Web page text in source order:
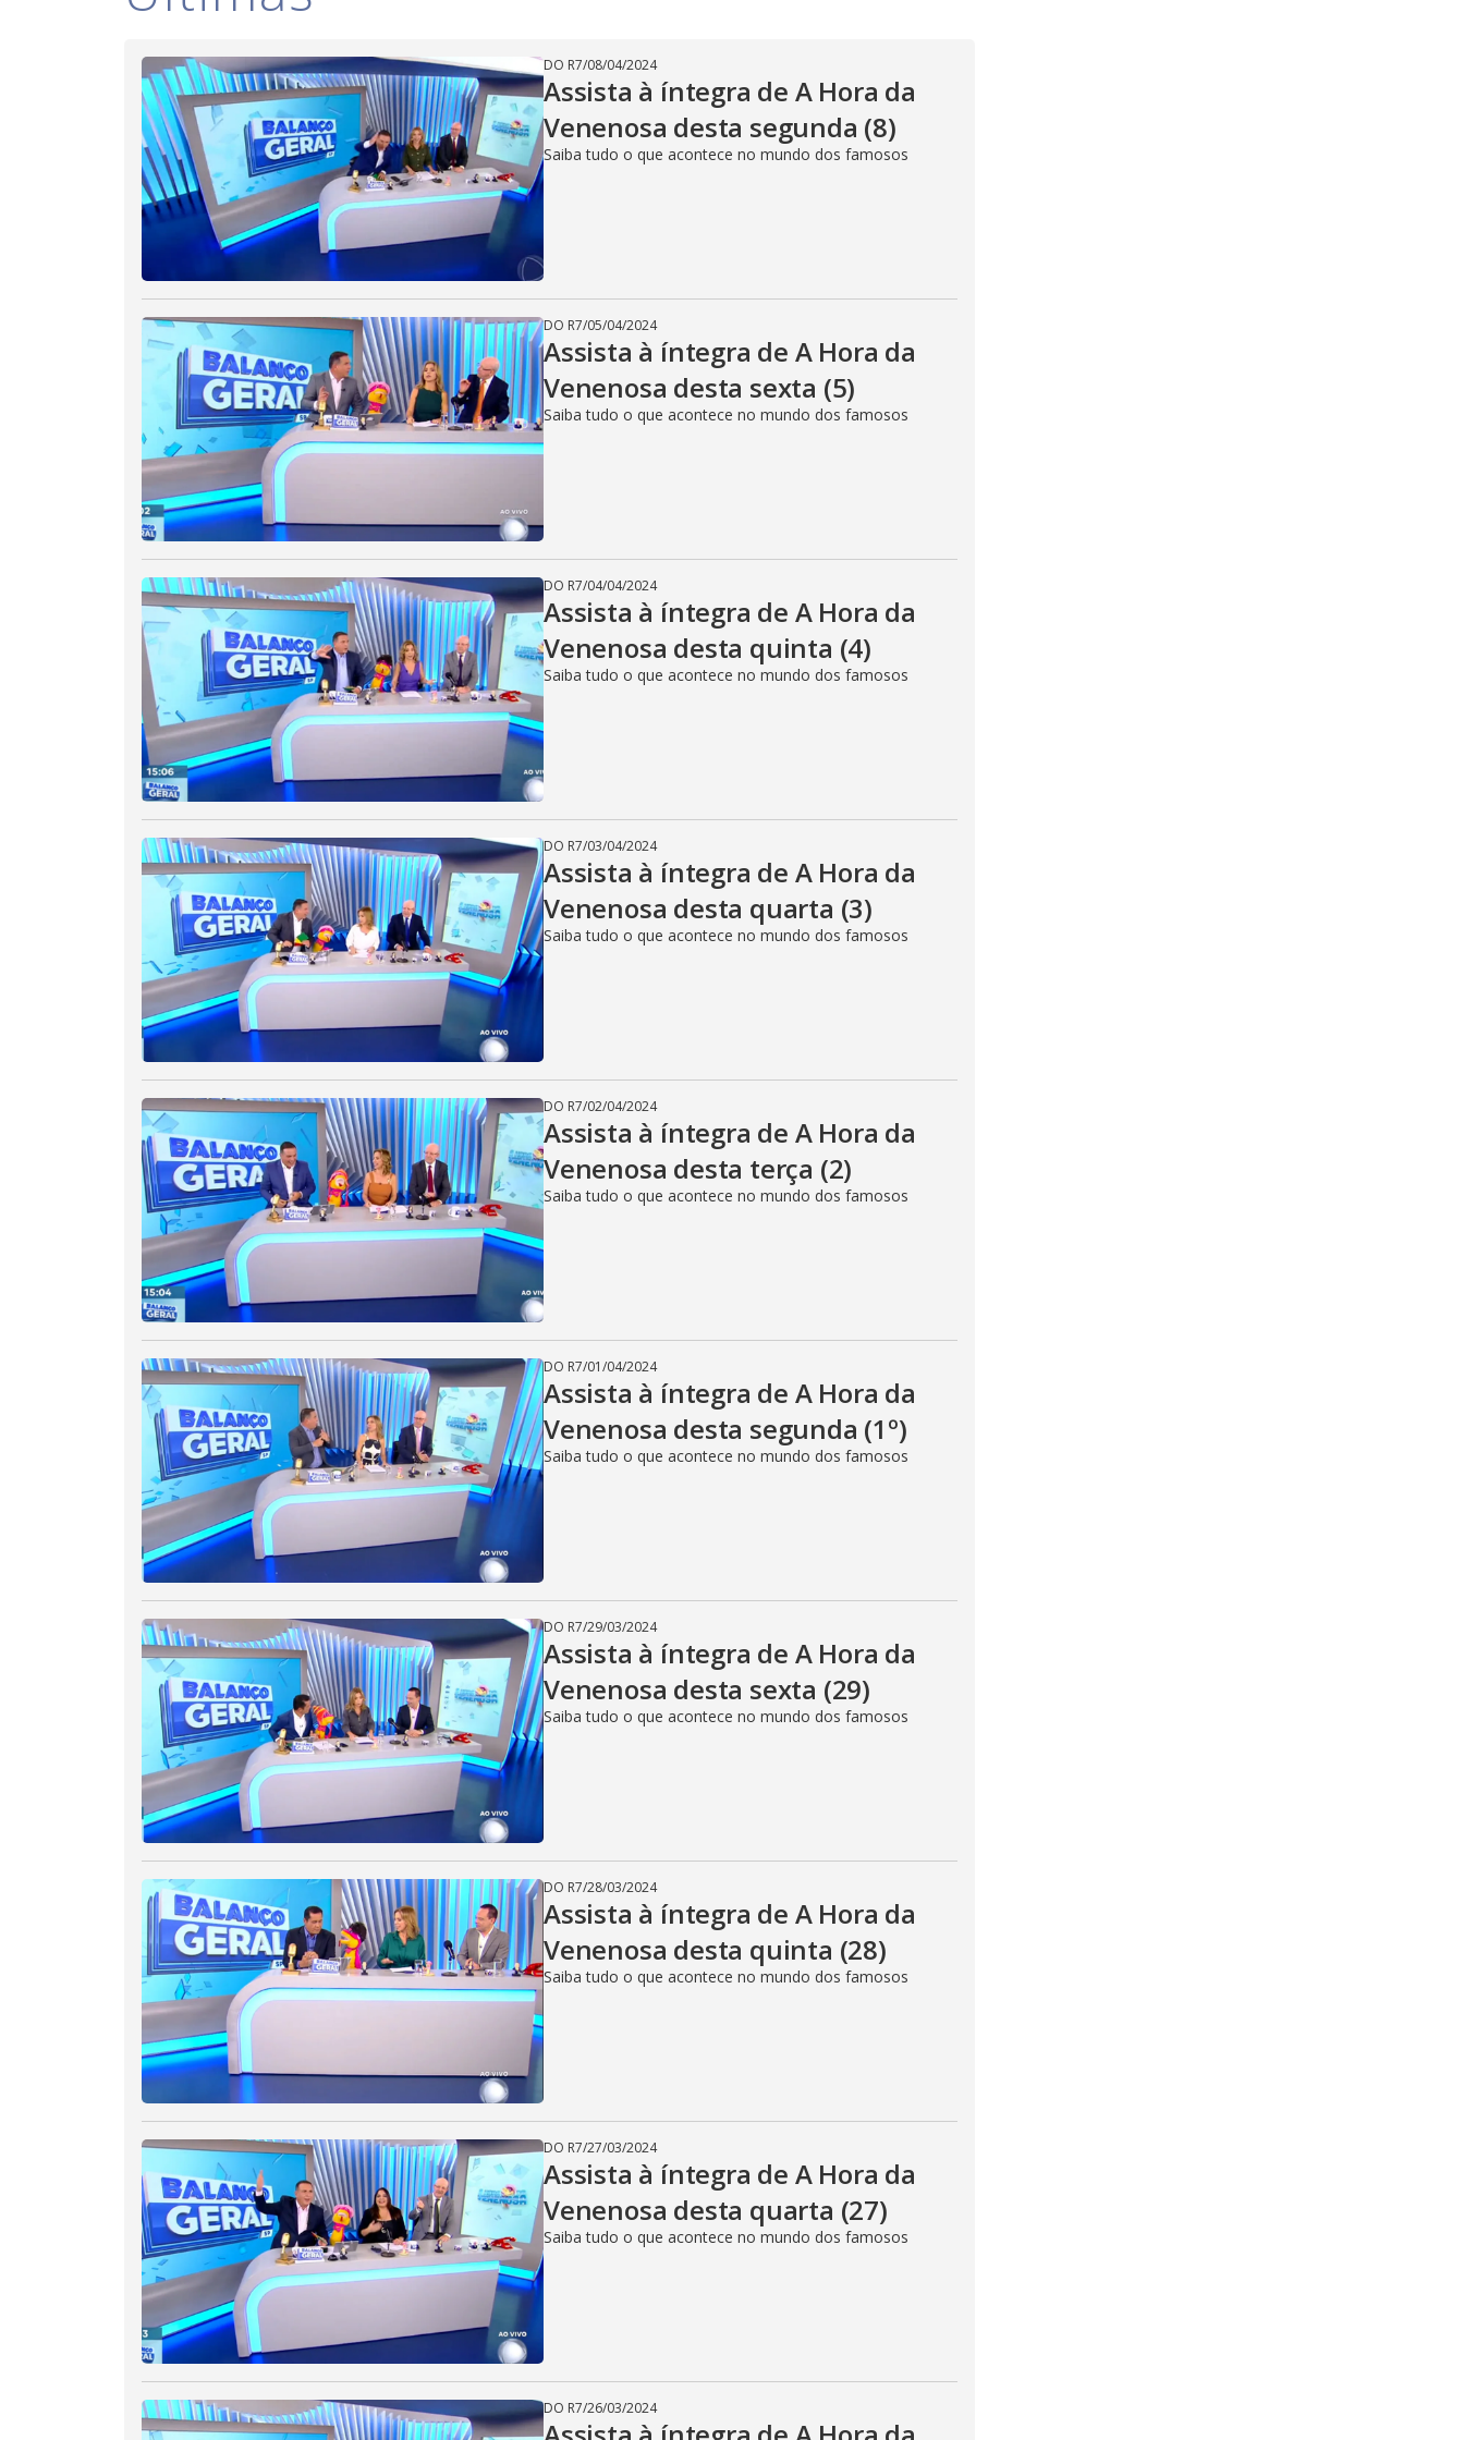
V
i
d
e
o
DO R7/08/04/2024
Assista à íntegra de A Hora da
Venenosa desta segunda (8)
Saiba tudo o que acontece no mundo dos famosos
DO R7/05/04/2024
Assista à íntegra de A Hora da
Venenosa desta sexta (5)
Saiba tudo o que acontece no mundo dos famosos
DO R7/04/04/2024
Assista à íntegra de A Hora da
Venenosa desta quinta (4)
Saiba tudo o que acontece no mundo dos famosos
DO R7/03/04/2024
Assista à íntegra de A Hora da
Venenosa desta quarta (3)
Saiba tudo o que acontece no mundo dos famosos
DO R7/02/04/2024
Assista à íntegra de A Hora da
Venenosa desta terça (2)
Saiba tudo o que acontece no mundo dos famosos
DO R7/01/04/2024
Assista à íntegra de A Hora da
Venenosa desta segunda (1º)
Saiba tudo o que acontece no mundo dos famosos
DO R7/29/03/2024
Assista à íntegra de A Hora da
Venenosa desta sexta (29)
Saiba tudo o que acontece no mundo dos famosos
DO R7/28/03/2024
Assista à íntegra de A Hora da
Venenosa desta quinta (28)
Saiba tudo o que acontece no mundo dos famosos
DO R7/27/03/2024
Assista à íntegra de A Hora da
Venenosa desta quarta (27)
Saiba tudo o que acontece no mundo dos famosos
DO R7/26/03/2024